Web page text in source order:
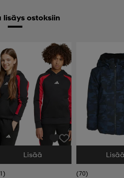
lisäys ostoksiin
Valitse Koko
Lisää Valitse Koko
(70)